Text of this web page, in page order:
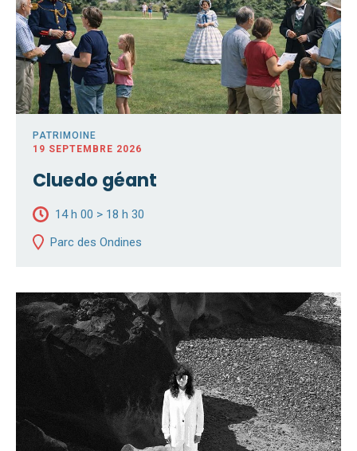
PATRIMOINE
19 SEPTEMBRE 2026
Cluedo géant
14 h 00 > 18 h 30
Parc des Ondines